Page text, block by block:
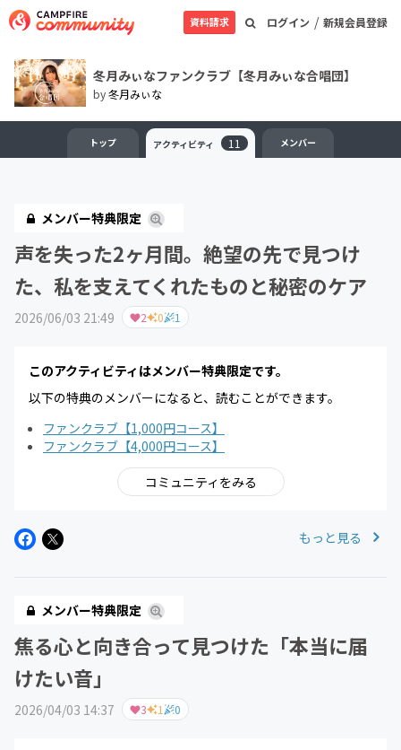
ログイン / 新規会員登録
資料請求
冬月みぃなファンクラブ【冬月みぃな合唱団】
by冬月みぃな
トップ アクティビティ 11 メンバー
メンバー特典限定
声を失った2ヶ月間。絶望の先で見つけ
た、私を支えてくれたものと秘密のケア
2026/06/03 21:49 2 0 1
このアクティビティはメンバー特典限定です。
以下の特典のメンバーになると、読むことができます。
ファンクラブ【1,000円コース】
ファンクラブ【4,000円コース】
コミュニティをみる
もっと見る
メンバー特典限定
焦る心と向き合って見つけた「本当に届
けたい音」
2026/04/03 14:37 3 1 0